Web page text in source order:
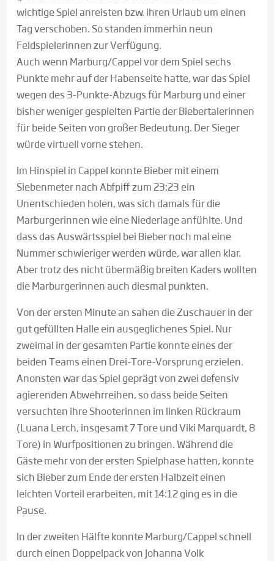
wichtige Spiel anreisten bzw. ihren Urlaub um einen
Tag verschoben. So standen immerhin neun
Feldspielerinnen zur Verfügung.
Auch wenn Marburg/Cappel vor dem Spiel sechs
Punkte mehr auf der Habenseite hatte, war das Spiel
wegen des 3-Punkte-Abzugs für Marburg und einer
bisher weniger gespielten Partie der Biebertalerinnen
für beide Seiten von großer Bedeutung. Der Sieger
würde virtuell vorne stehen.
Im Hinspiel in Cappel konnte Bieber mit einem
Siebenmeter nach Abfpiff zum 23:23 ein
Unentschieden holen, was sich damals für die
Marburgerinnen wie eine Niederlage anfühlte. Und
dass das Auswärtsspiel bei Bieber noch mal eine
Nummer schwieriger werden würde, war allen klar.
Aber trotz des nicht übermäßig breiten Kaders wollten
die Marburgerinnen auch diesmal punkten.
Von der ersten Minute an sahen die Zuschauer in der
gut gefüllten Halle ein ausgeglichenes Spiel. Nur
zweimal in der gesamten Partie konnte eines der
beiden Teams einen Drei-Tore-Vorsprung erzielen.
Anonsten war das Spiel geprägt von zwei defensiv
agierenden Abwehrreihen, so dass beide Seiten
versuchten ihre Shooterinnen im linken Rückraum
(Luana Lerch, insgesamt 7 Tore und Viki Marquardt, 8
Tore) in Wurfpositionen zu bringen. Während die
Gäste mehr von der ersten Spielphase hatten, konnte
sich Bieber zum Ende der ersten Halbzeit einen
leichten Vorteil erarbeiten, mit 14:12 ging es in die
Pause.
In der zweiten Hälfte konnte Marburg/Cappel schnell
durch einen Doppelpack von Johanna Volk